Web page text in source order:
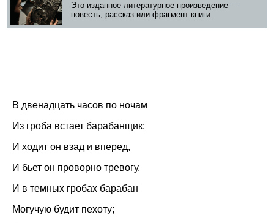
Это изданное литературное произведение —
повесть, рассказ или фрагмент книги.
В двенадцать часов по ночам
Из гроба встает барабанщик;
И ходит он взад и вперед,
И бьет он проворно тревогу.
И в темных гробах барабан
Могучую будит пехоту;